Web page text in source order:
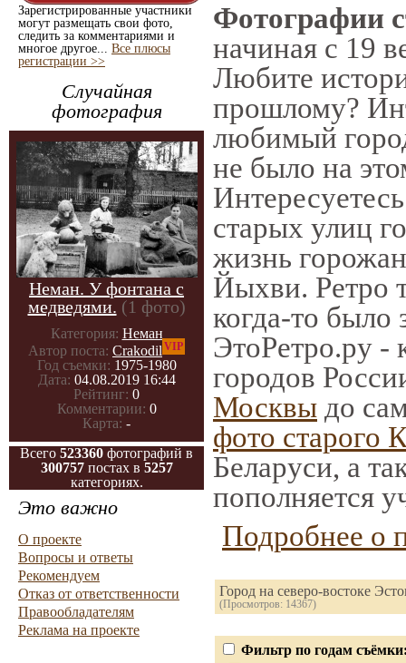
Зарегистрированные участники
могут размещать свои фото,
следить за комментариями и
многое другое... Все плюсы
регистрации >>
Случайная
фотография
Неман. У фонтана с
медведями. (1 фото)
Категория: Неман
Автор поста: Crakodil VIP
Год съемки: 1975-1980
Дата: 04.08.2019 16:44
Рейтинг: 0
Комментарии: 0
Карта: -
Всего 523360 фотографий в
300757постах в 5257
категориях.
Это важно
О проекте
Вопросы и ответы
Рекомендуем
Отказ от ответственности
Правообладателям
Реклама на проекте
Фотографии
начиная с 19
Любите
прошлому?
любимый
не было на
старых улиц
жизнь
Йыхви. Ретро
когда-то было
ЭтоРетро.ру -
городов
Москвы до
фото старого
Беларуси, а
пополняется
Подробнее о
Город на северо-востоке
(Просмотров: 14367)
Фильтр по годам